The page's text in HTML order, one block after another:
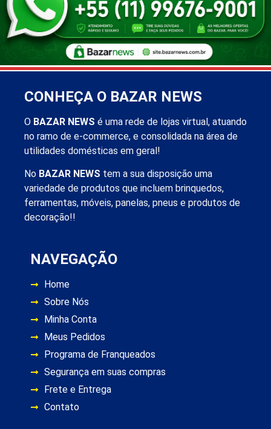
CONHEÇA O BAZAR NEWS
O BAZAR NEWS é uma rede de lojas virtual, atuando
no ramo de e-commerce, e consolidada na área de
utilidades domésticas em geral!
No BAZAR NEWS tem a sua disposição uma
variedade de produtos que incluem brinquedos,
ferramentas, móveis, panelas, pneus e produtos de
decoração!!
NAVEGAÇÃO
Home
Sobre Nós
Minha Conta
Meus Pedidos
Programa de Franqueados
Segurança em suas compras
Frete e Entrega
Contato